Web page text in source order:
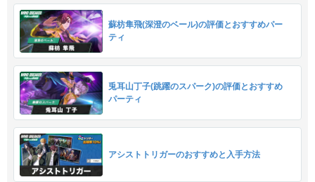
蘇枋隼飛(深澄のベール)の評価とおすすめパー
ティ
兎耳山丁子(跳躍のスパーク)の評価とおすすめ
パーティ
アシストトリガーのおすすめと入手方法